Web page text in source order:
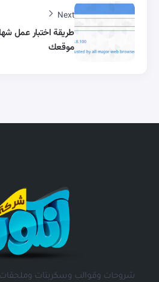
Next
موقعك
شروحات وقوالب وسكربتات